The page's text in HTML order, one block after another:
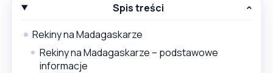
Spis treści
Rekiny na Madagaskarze
Rekiny na Madagaskarze – podstawowe
informacje